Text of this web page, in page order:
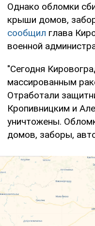
Однако обломки
крыши домов,
сообщил глава
военной
"Сегодня
массированным
Отработали
Кропивницким и
уничтожены.
домов, заборы,